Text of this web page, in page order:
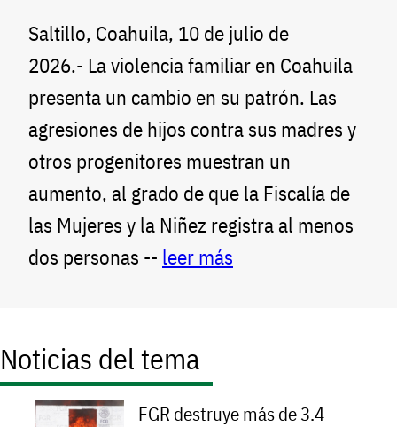
Saltillo, Coahuila, 10 de julio de
2026.- La violencia familiar en Coahuila
presenta un cambio en su patrón. Las
agresiones de hijos contra sus madres y
otros progenitores muestran un
aumento, al grado de que la Fiscalía de
las Mujeres y la Niñez registra al menos
dos personas -- leer más
Noticias del tema
FGR destruye más de 3.4